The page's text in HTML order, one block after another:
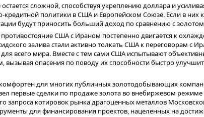
сложной, способствуя укреплению доллара и
кредитной политики в США и Европейском Союзе. Если в них
будут приносить больший доход по сравнению с
США с Ираном постепенно двигается к
залива стали активно толкать США к переговорам с
для всего мира. Вместе с тем сами США испытывают
опасения по поводу их способности быстро
для многих публичных золотодобывающих
первые сделки по продаже золота во внебиржевом режиме
запроса котировок рынка драгоценных металлов
для финансирования проектов, нацеленных на